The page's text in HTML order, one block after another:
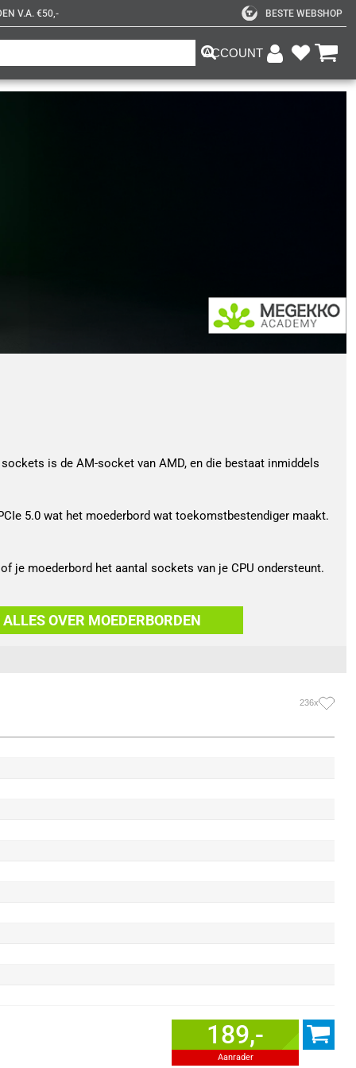
V.A. €50,- BESTE WEBSHOP
ACCOUNT
is de AM-socket van AMD, en die bestaat inmiddels
5.0 wat het moederbord wat toekomstbestendiger maakt.
je moederbord het aantal sockets van je CPU ondersteunt.
ALLES OVER MOEDERBORDEN
236x
189,-
Aanrader